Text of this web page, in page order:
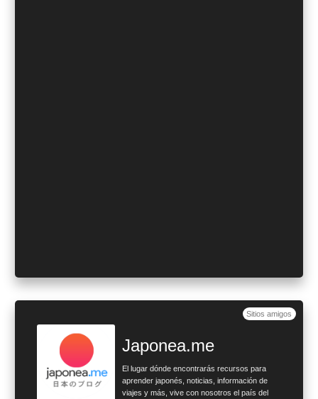
Sitios amigos
Japonea.me
El lugar dónde encontrarás recursos para
aprender japonés, noticias, información de
viajes y más, vive con nosotros el país del